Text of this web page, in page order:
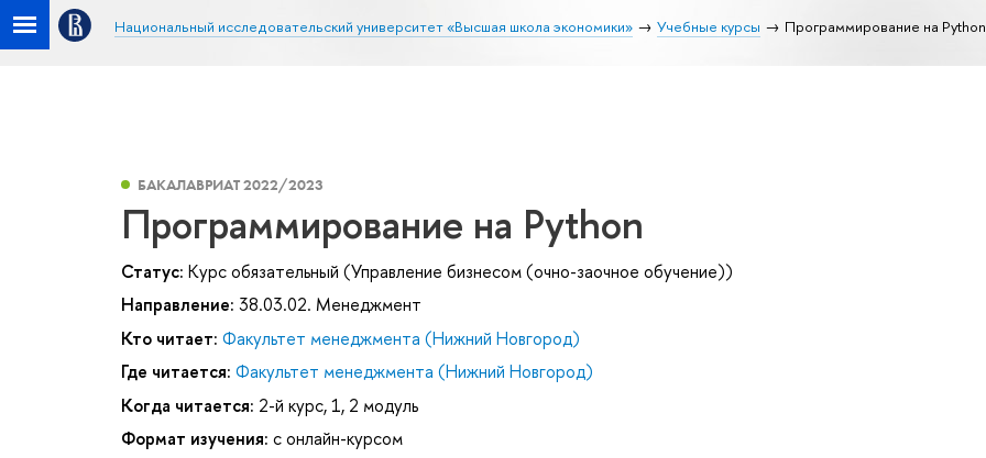
Национальный исследовательский университет «Высшая школа экономики» Учебные курсы Программирование на Python
БАКАЛАВРИАТ 2022/2023
Программирование на Python
Статус: Курс обязательный (Управление бизнесом (очно-заочное обучение))
Направление: 38.03.02. Менеджмент
Кто читает: Факультет менеджмента (Нижний Новгород)
Где читается: Факультет менеджмента (Нижний Новгород)
Когда читается: 2-й курс, 1, 2 модуль
Формат изучения: с онлайн-курсом